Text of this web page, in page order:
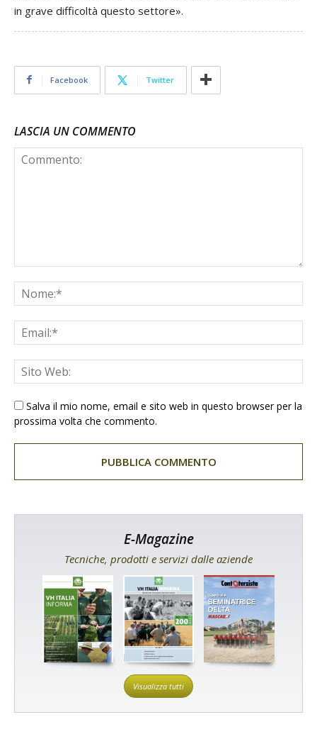
in grave difficoltà questo settore».
Facebook Twitter
LASCIA UN COMMENTO
Salva il mio nome, email e sito web in questo browser per la
prossima volta che commento.
E-Magazine
Tecniche, prodotti e servizi dalle aziende
Visualizza tutti